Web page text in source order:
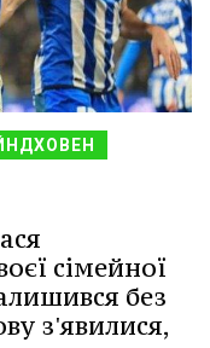
сімейної
без
з'явилися,